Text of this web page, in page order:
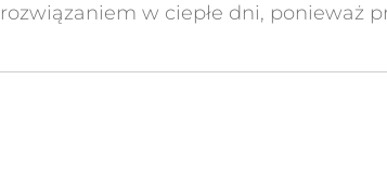
rozwiązaniem w ciepłe dni, ponieważ